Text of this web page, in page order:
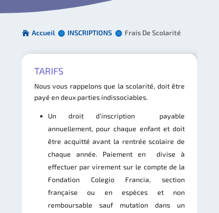
Accueil INSCRIPTIONS Frais De Scolarité
TARIFS
Nous vous rappelons que la scolarité, doit être
payé en deux parties indissociables.
Un droit d’inscription payable
annuellement, pour chaque enfant et doit
être acquitté avant la rentrée scolaire de
chaque année. Paiement en divise à
effectuer par virement sur le compte de la
Fondation Colegio Francia, section
française ou en espèces et non
remboursable sauf mutation dans un